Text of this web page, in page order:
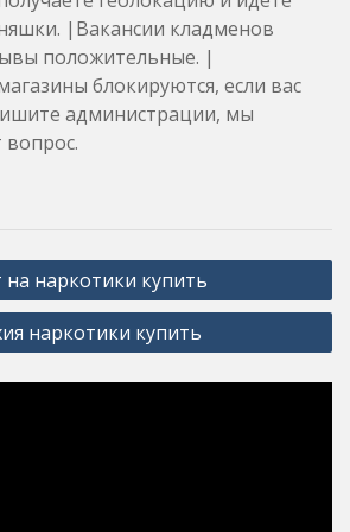
|Вакансии кладменов
положительные. |
блокируются, если вас
администрации, мы
вопрос.
на наркотики купить
наркотики купить